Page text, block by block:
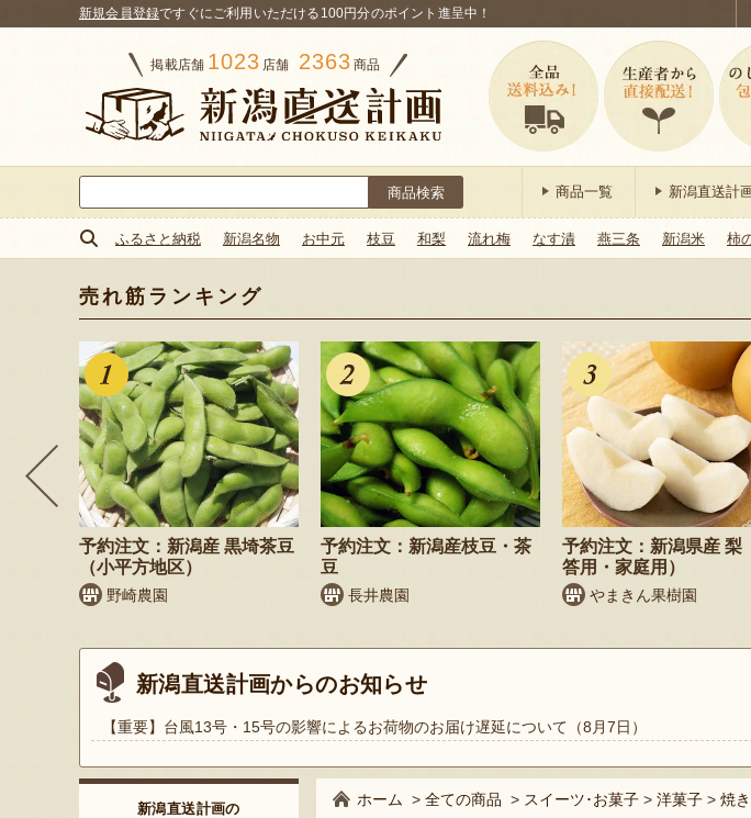
新規会員登録ですぐにご利用いただける100円分のポイント進呈中！
掲載店舗 1023 店舗 2363 商品
索:
商品一覧 新潟直送計
ふるさと納税 新潟名物 お中元 枝豆 和梨 流れ梅 なす漬 燕三条 新潟米 柿
売れ筋ランキング
予約注文：新潟産 黒埼茶豆
（小平方地区）
野崎農園
予約注文：新潟産枝豆・茶
豆
長井農園
予約注文：新潟県産 梨
答用・家庭用）
やまきん果樹園
新潟直送計画からのお知らせ
【重要】台風13号・15号の影響によるお荷物のお届け遅延について（8月7日）
ホーム > 全ての商品 > スイーツ･お菓子 > 洋菓子 > 焼
新潟直送計画の